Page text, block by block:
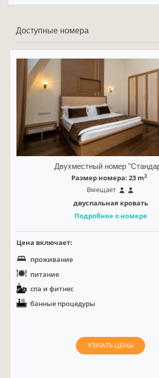
Доступные номера
Двухместный номер
Размер номера: 23 m2
Вмещает
двуспальная кровать
Подробнее о номере
Цена включает:
проживание
питание
спа и фитнес
банные процедуры
УЗНАТЬ ЦЕНЫ